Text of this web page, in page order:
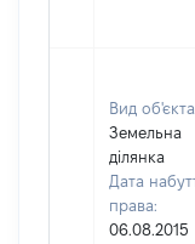
Вид
Земельна
ділянка
Дата
права:
06.08.2015